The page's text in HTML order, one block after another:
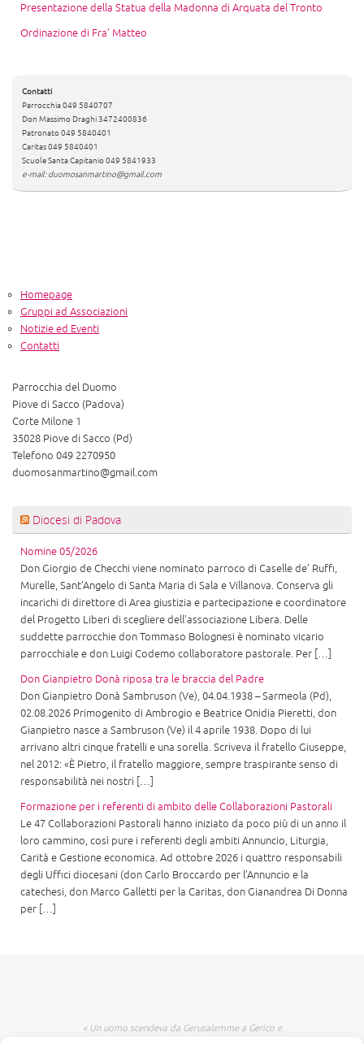
Presentazione della Statua della Madonna di Arquata del Tronto
Ordinazione di Fra’ Matteo
Contatti
Parrocchia 049 5840707
Don Massimo Draghi 3472400836
Patronato 049 5840401
Caritas 049 5840401
Scuole Santa Capitanio 049 5841933
e-mail: duomosanmartino@gmail.com
Homepage
Gruppi ad Associazioni
Notizie ed Eventi
Contatti
Parrocchia del Duomo
Piove di Sacco (Padova)
Corte Milone 1
35028 Piove di Sacco (Pd)
Telefono 049 2270950
duomosanmartino@gmail.com
Diocesi di Padova
Nomine 05/2026
Don Giorgio de Checchi viene nominato parroco di Caselle de’ Ruffi,
Murelle, Sant’Angelo di Santa Maria di Sala e Villanova. Conserva gli
incarichi di direttore di Area giustizia e partecipazione e coordinatore
del Progetto Liberi di scegliere dell’associazione Libera. Delle
suddette parrocchie don Tommaso Bolognesi è nominato vicario
parrocchiale e don Luigi Codemo collaboratore pastorale. Per […]
Don Gianpietro Donà riposa tra le braccia del Padre
Don Gianpietro Donà Sambruson (Ve), 04.04.1938 – Sarmeola (Pd),
02.08.2026 Primogenito di Ambrogio e Beatrice Onidia Pieretti, don
Gianpietro nasce a Sambruson (Ve) il 4 aprile 1938. Dopo di lui
arrivano altri cinque fratelli e una sorella. Scriveva il fratello Giuseppe,
nel 2012: «È Pietro, il fratello maggiore, sempre traspirante senso di
responsabilità nei nostri […]
Formazione per i referenti di ambito delle Collaborazioni Pastorali
Le 47 Collaborazioni Pastorali hanno iniziato da poco più di un anno il
loro cammino, così pure i referenti degli ambiti Annuncio, Liturgia,
Carità e Gestione economica. Ad ottobre 2026 i quattro responsabili
degli Uffici diocesani (don Carlo Broccardo per l’Annuncio e la
catechesi, don Marco Galletti per la Caritas, don Gianandrea Di Donna
per […]
« Un uomo scendeva da Gerusalemme a Gerico e